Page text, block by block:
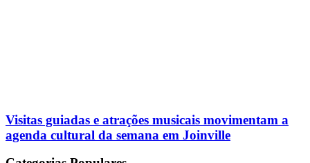
Visitas guiadas e atrações musicais movimentam a
agenda cultural da semana em Joinville